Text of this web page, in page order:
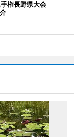
権長野県大会